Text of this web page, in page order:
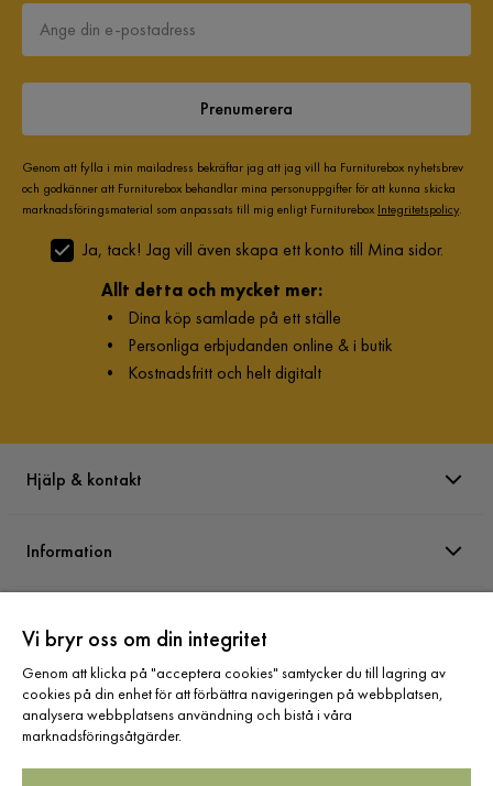
Prenumerera
Genom att fylla i min mailadress bekräftar jag att jag vill ha Furniturebox nyhetsbrev
och godkänner att Furniturebox behandlar mina personuppgifter för att kunna skicka
marknadsföringsmaterial som anpassats till mig enligt Furniturebox Integritetspolicy.
Ja, tack! Jag vill även skapa ett konto till Mina sidor.
Allt detta och mycket mer:
• Dina köp samlade på ett ställe
• Personliga erbjudanden online & i butik
• Kostnadsfritt och helt digitalt
Hjälp & kontakt
Information
Sortiment
Vi bryr oss om din integritet
Genom att klicka på "acceptera cookies" samtycker du till lagring av
cookies på din enhet för att förbättra navigeringen på webbplatsen,
analysera webbplatsens användning och bistå i våra
marknadsföringsåtgärder.